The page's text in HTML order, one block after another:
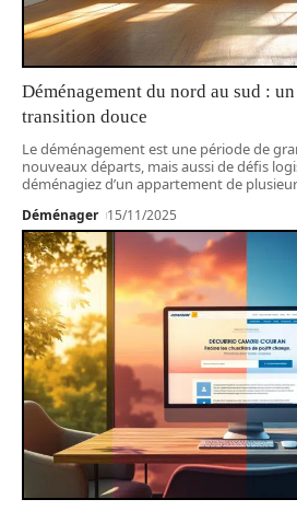
Déménagement du nord au sud :
transition douce
Le déménagement est une période de
nouveaux départs, mais aussi de défis
déménagiez d’un appartement de
Déménager 15/11/2025